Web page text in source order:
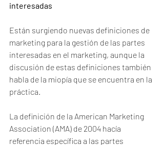
interesadas
Están surgiendo nuevas definiciones de
marketing para la gestión de las partes
interesadas en el marketing, aunque la
discusión de estas definiciones también
habla de la miopía que se encuentra en la
práctica.
La definición de la American Marketing
Association (AMA) de 2004 hacía
referencia específica a las partes